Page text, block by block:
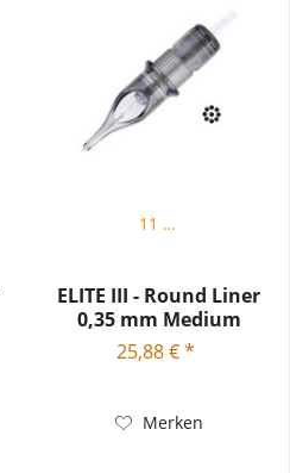
11 RL
ELITE III - Round Liner
0,35 mm Medium
Tight...
25,88 € *
Merken